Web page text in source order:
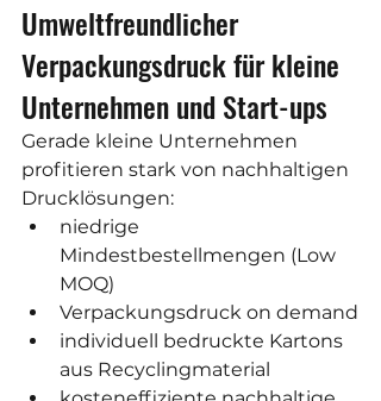
Umweltfreundlicher
Verpackungsdruck für kleine
Unternehmen und Start-ups
Gerade kleine Unternehmen
profitieren stark von nachhaltigen
Drucklösungen:
niedrige
Mindestbestellmengen (Low
MOQ)
Verpackungsdruck on demand
individuell bedruckte Kartons
aus Recyclingmaterial